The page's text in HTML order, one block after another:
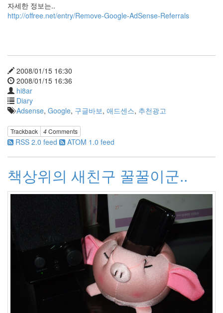
자세한 정보는..
http://offree.net/entry/Remove-Google-AdSense-Referrals
2008/01/15 16:30
2008/01/15 16:36
hi8ar
Diary
Adsense, Google, 구글바보, 애드센스, 추천광고
Trackback 4Comments
RSS 2.0 feed ATOM 1.0 feed
책상위의 새친구 꿀꿀이군..